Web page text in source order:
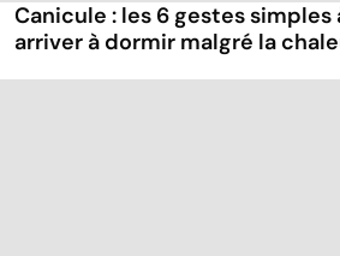
Canicule : les 6 gestes
arriver à dormir malgré la